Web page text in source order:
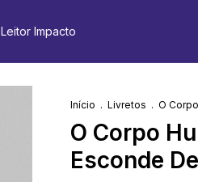
Leitor Impacto
Início . Livretos . O
O Corpo
Esconde